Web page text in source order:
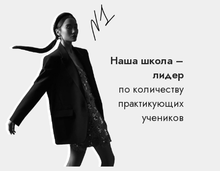
Наша школа –
лидер
по количеству
практикующих
учеников
Выпускники со всего мира
реально работают стилистами,
зарабатывают
уже во время
обучения иокупаютего